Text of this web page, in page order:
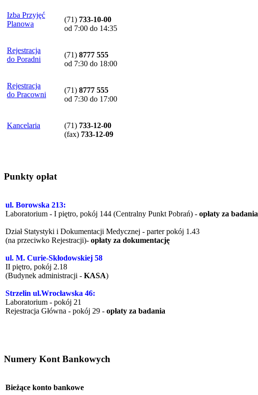
Izba Przyjęć
Planowa
(71) 733-10-00
od 7:00 do 14:35
Rejestracja
do Poradni
(71) 8777 555
od 7:30 do 18:00
Rejestracja
do Pracowni
(71) 8777 555
od 7:30 do 17:00
Kancelaria (71) 733-12-00
(fax) 733-12-09
Punkty opłat
ul. Borowska 213:
Laboratorium - I piętro, pokój 144 (Centralny Punkt Pobrań) - opłaty za badania
Dział Statystyki i Dokumentacji Medycznej - parter pokój 1.43
(na przeciwko Rejestracji)- opłaty za dokumentację
ul. M. Curie-Skłodowskiej 58
II piętro, pokój 2.18
(Budynek administracji - KASA)
Strzelin ul.Wrocławska 46:
Laboratorium - pokój 21
Rejestracja Główna - pokój 29 - opłaty za badania
Numery Kont Bankowych
Bieżące konto bankowe